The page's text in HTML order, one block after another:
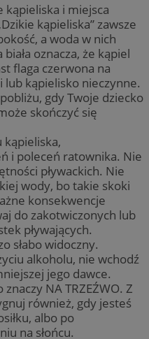
i miejsca
kąpieliska” zawsze
a woda w nich
oznacza, że kąpiel
flaga czerwona na
lub kąpielisko nieczynne.
gdy Twoje dziecko
skończyć się
kąpieliska,
i poleceń ratownika. Nie
pływackich. Nie
wody, bo takie skoki
konsekwencje
do zakotwiczonych lub
pływających.
słabo widoczny.
alkoholu, nie wchodź
jego dawce.
NA TRZEŹWO. Z
również, gdy jesteś
albo po
na słońcu.